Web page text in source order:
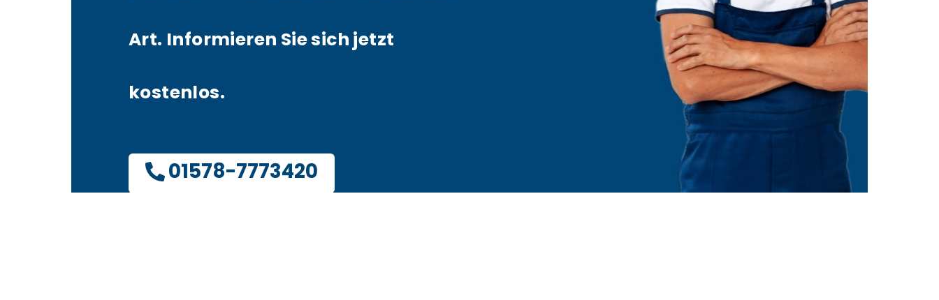
Art. Informieren Sie sich jetzt
kostenlos.
01578-7773420